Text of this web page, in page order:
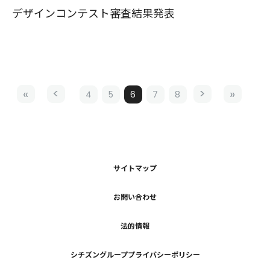
デザインコンテスト審査結果発表
4 5 6 7 8
サイトマップ
お問い合わせ
法的情報
シチズングループプライバシーポリシー